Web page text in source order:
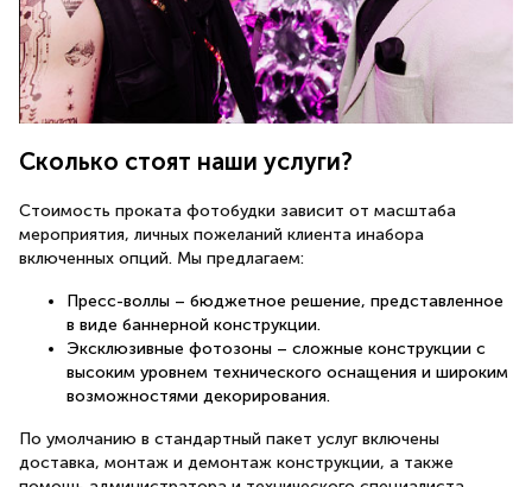
Сколько стоят наши услуги?
Стоимость проката фотобудки зависит от масштаба
мероприятия, личных пожеланий клиента инабора
включенных опций. Мы предлагаем:
Пресс-воллы – бюджетное решение, представленное
в виде баннерной конструкции.
Эксклюзивные фотозоны – сложные конструкции с
высоким уровнем технического оснащения и широким
возможностями декорирования.
По умолчанию в стандартный пакет услуг включены
доставка, монтаж и демонтаж конструкции, а также